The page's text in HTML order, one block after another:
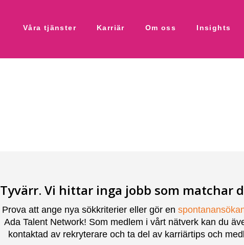
Våra tjänster Karriär Om oss Insights
Tyvärr. Vi hittar inga jobb som matchar
Prova att ange nya sökkriterier eller gör en
Ada Talent Network! Som medlem i vårt nätverk kan du
kontaktad av rekryterare och ta del av karriärtips och